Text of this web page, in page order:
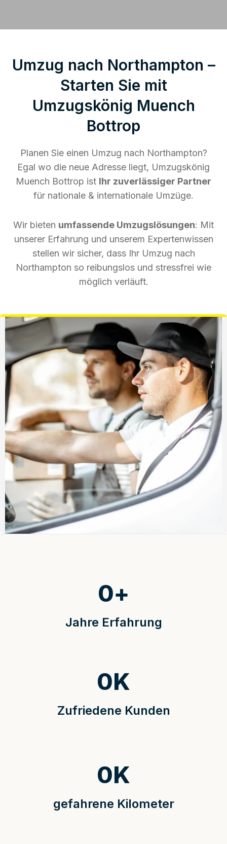
Umzug nach Northampton –
Starten Sie mit
Umzugskönig Muench
Bottrop
Planen Sie einen Umzug nach Northampton?
Egal wo die neue Adresse liegt, Umzugskönig
Muench Bottrop ist Ihr zuverlässiger Partner
für nationale & internationale Umzüge.
Wir bieten umfassende Umzugslösungen: Mit
unserer Erfahrung und unserem Expertenwissen
stellen wir sicher, dass Ihr Umzug nach
Northampton so reibungslos und stressfrei wie
möglich verläuft.
Jahre Erfahrung
0+
Zufriedene Kunden
0K
gefahrene Kilometer
0K